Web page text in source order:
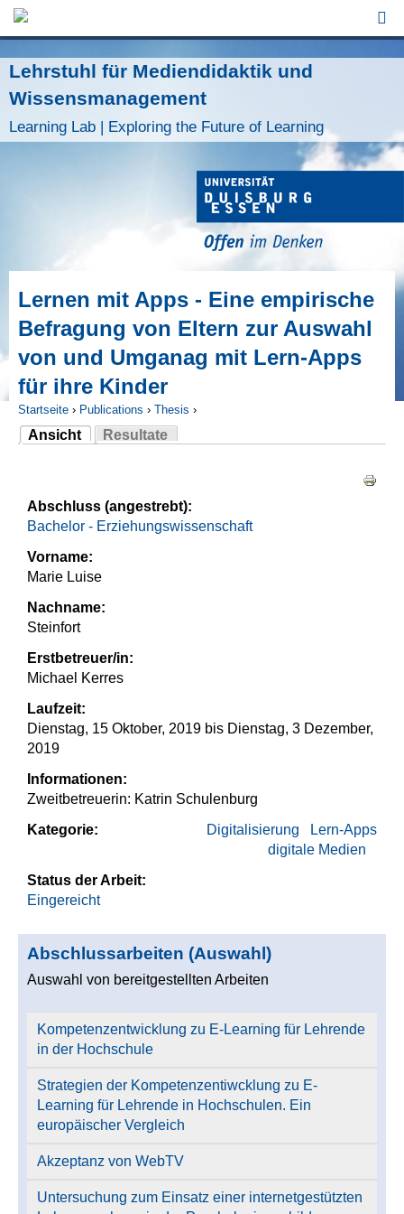
Lehrstuhl für Mediendidaktik und
Wissensmanagement
Learning Lab | Exploring the Future of Learning
Lernen mit Apps - Eine empirische
Befragung von Eltern zur Auswahl
von und Umganag mit Lern-Apps
für ihre Kinder
Sie sind hier
Startseite › Publications › Thesis ›
Ansicht
(aktiver Reiter)
Resultate
Abschluss (angestrebt):
Bachelor - Erziehungswissenschaft
Vorname:
Marie Luise
Nachname:
Steinfort
Erstbetreuer/in:
Michael Kerres
Laufzeit:
Dienstag, 15 Oktober, 2019 bis Dienstag, 3 Dezember,
2019
Informationen:
Zweitbetreuerin: Katrin Schulenburg
Kategorie:
Lern-Apps
Digitalisierung
digitale Medien
Status der Arbeit:
Eingereicht
Abschlussarbeiten (Auswahl)
Auswahl von bereitgestellten Arbeiten
Kompetenzentwicklung zu E-Learning für Lehrende
in der Hochschule
Strategien der Kompetenzentiwcklung zu E-
Learning für Lehrende in Hochschulen. Ein
europäischer Vergleich
Akzeptanz von WebTV
Untersuchung zum Einsatz einer internetgestützten